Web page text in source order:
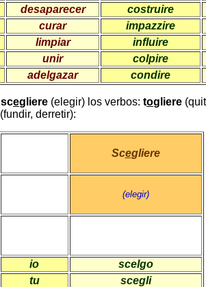
desaparecer
costruire
curar
impazzire
limpiar
influire
unir
colpire
adelgazar condire
scegliere (elegir) los verbos: togliere
(fundir, derretir):
Scegliere
(elegir)
io
scelgo
tu
scegli